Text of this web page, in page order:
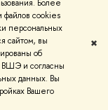
Более
файлов cookies
персональных
сайтом, вы
об
ВШЭ и согласны
данных. Вы
Вашего
✖
использования
сайта
дизайна НИУ ВШЭ